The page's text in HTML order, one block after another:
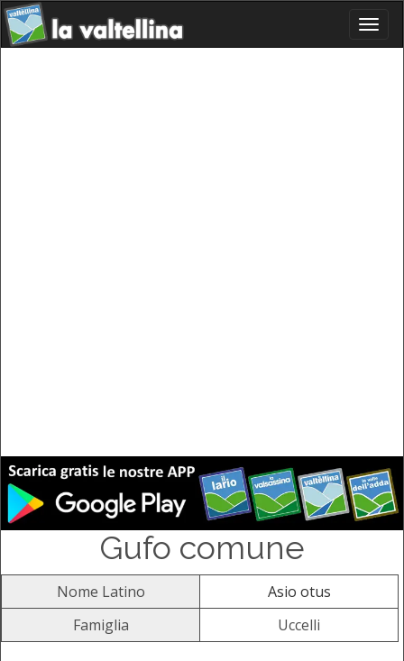
Gufo comune
Nome Latino
Asio otus
Famiglia
Uccelli